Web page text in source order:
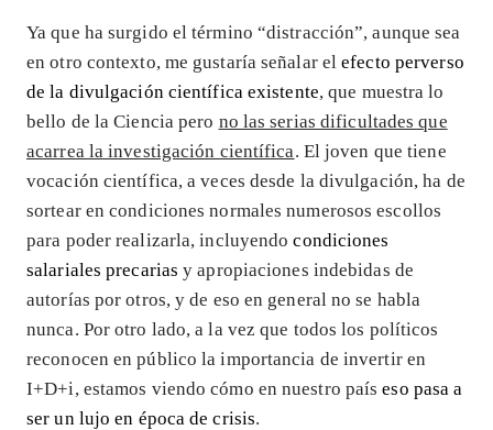
Ya que ha surgido el término “distracción”, aunque sea
en otro contexto, me gustaría señalar elefecto perverso
de la divulgación científica existente, que muestra lo
bello de la Ciencia pero no las serias dificultades que
acarrea la investigación científica. El joven que tiene
vocación científica, a veces desde la divulgación, ha de
sortear en condiciones normales numerosos escollos
para poder realizarla, incluyendocondiciones
salariales precarias y apropiaciones indebidas de
autorías por otros, y de eso en general no se habla
nunca. Por otro lado, a la vez que todos los políticos
reconocen en público la importancia de invertir en
I+D+i, estamos viendo cómo en nuestro paíseso pasa a
ser un lujo en época de crisis.